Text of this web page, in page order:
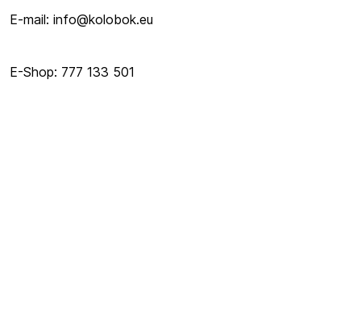
E-mail: info@kolobok.eu
E-Shop: 777 133 501